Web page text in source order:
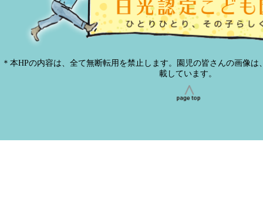
＊本HPの内容は、全て無断転用を禁止します。園児の皆さんの画像
載しています。